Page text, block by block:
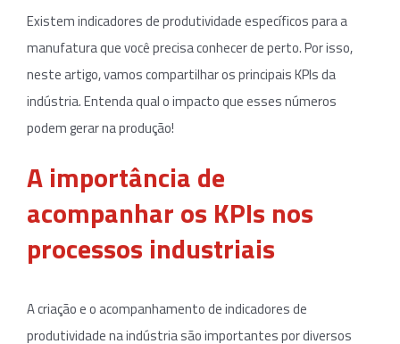
Existem indicadores de produtividade específicos para a
manufatura que você precisa conhecer de perto. Por isso,
neste artigo, vamos compartilhar os principais KPIs da
indústria. Entenda qual o impacto que esses números
podem gerar na produção!
A importância de
acompanhar os KPIs nos
processos industriais
A criação e o acompanhamento de indicadores de
produtividade na indústria são importantes por diversos